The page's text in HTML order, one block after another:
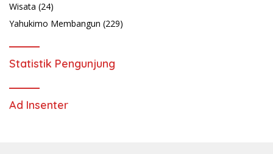
Wisata (24)
Yahukimo Membangun (229)
Statistik Pengunjung
Ad Insenter